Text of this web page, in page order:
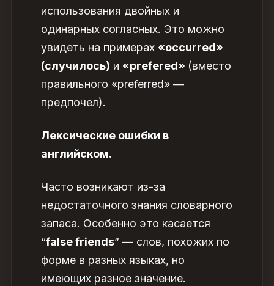
использования двойных и
одинарных согласных. Это можно
увидеть на примерах «occurred»
(случилось) и «prefered» (вместо
правильного «preferred» —
предпочел).
Лексические ошибки в
английском.
Часто возникают из-за
недостаточного знания словарного
запаса. Особенно это касается
“false friends” — слов, похожих по
форме в разных языках, но
имеющих разное значение.